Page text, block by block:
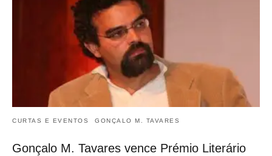
CURTAS E EVENTOS GONÇALO M. TAVARES
Gonçalo M. Tavares vence Prémio Literário